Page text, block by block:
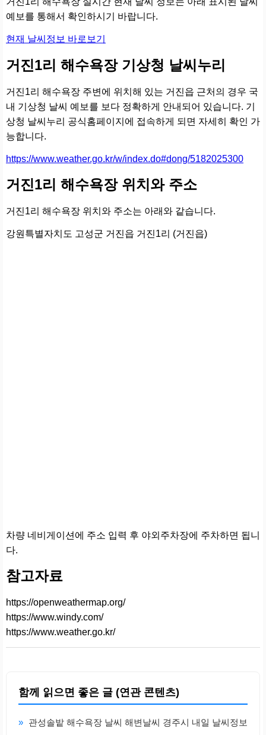
예보를 통해서 확인하시기 바랍니다.
현재 날씨정보 바로보기
거진1리 해수욕장 기상청 날씨누리
거진1리 해수욕장 주변에 위치해 있는 거진읍 근처의 경우 국
내 기상청 날씨 예보를 보다 정확하게 안내되어 있습니다. 기
상청 날씨누리 공식홈페이지에 접속하게 되면 자세히 확인 가
능합니다.
https://www.weather.go.kr/w/index.do#dong/5182025300
거진1리 해수욕장 위치와 주소
거진1리 해수욕장 위치와 주소는 아래와 같습니다.
강원특별자치도 고성군 거진읍 거진1리 (거진읍)
차량 네비게이션에 주소 입력 후 야외주차장에 주차하면 됩니
다.
참고자료
https://openweathermap.org/
https://www.windy.com/
https://www.weather.go.kr/
함께 읽으면 좋은 글 (연관 콘텐츠)
» 관성솔밭 해수욕장 날씨 해변날씨 경주시 내일 날씨정보